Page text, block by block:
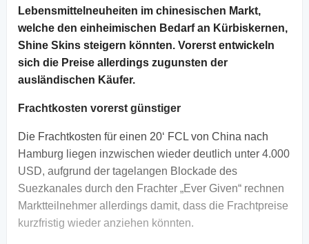
Lebensmittelneuheiten im chinesischen Markt,
welche den einheimischen Bedarf an Kürbiskernen,
Shine Skins steigern könnten. Vorerst entwickeln
sich die Preise allerdings zugunsten der
ausländischen Käufer.
Frachtkosten vorerst günstiger
Die Frachtkosten für einen 20‘ FCL von China nach
Hamburg liegen inzwischen wieder deutlich unter 4.000
USD, aufgrund der tagelangen Blockade des
Suezkanales durch den Frachter „Ever Given“ rechnen
Marktteilnehmer allerdings damit, dass die Frachtpreise
kurzfristig wieder anziehen könnten.